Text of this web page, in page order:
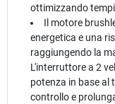
ottimizzando
Il motore
energetica e una
raggiungendo la
L'interruttore a 2
potenza in base al
controllo e